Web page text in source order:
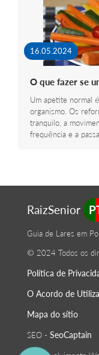
16.05.2024
O que fazer se
Um apetite normal
organismo. Os
tranquilo, a
frequência e a
RaizSenior
Guia de Lares em
© 2024 Todos os
Política de
O Acordo de
Mapa do sítio
SEO - SeoСaptain